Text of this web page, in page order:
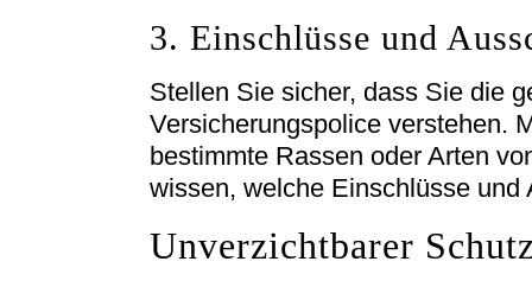
3. Einschlüsse und
Stellen Sie sicher, dass Sie die
Versicherungspolice verstehen.
bestimmte Rassen oder Arten
wissen, welche Einschlüsse und
Unverzichtbarer